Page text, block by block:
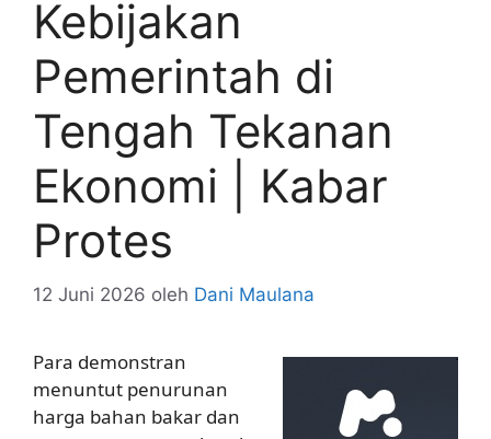
Kebijakan
Pemerintah di
Tengah Tekanan
Ekonomi | Kabar
Protes
12 Juni 2026 oleh Dani Maulana
Para demonstran
menuntut penurunan
harga bahan bakar dan